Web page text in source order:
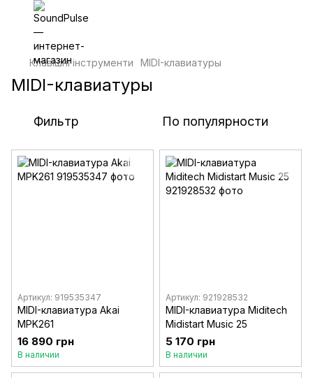
Клавішні інструменти MIDI-клавиатуры
MIDI-клавиатуры
Фильтр По популярности
Артикул: 919535347
MIDI-клавиатура Akai
MPK261
16 890 грн
В наличии
Артикул: 921928532
MIDI-клавиатура Miditech
Midistart Music 25
5 170 грн
В наличии